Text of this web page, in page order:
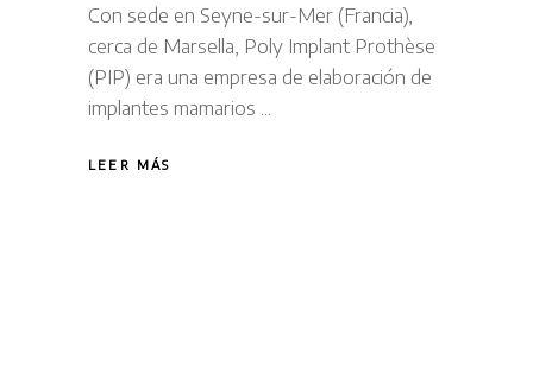
Con sede en Seyne-sur-Mer (Francia),
cerca de Marsella, Poly Implant Prothèse
(PIP) era una empresa de elaboración de
implantes mamarios
LEER MÁS